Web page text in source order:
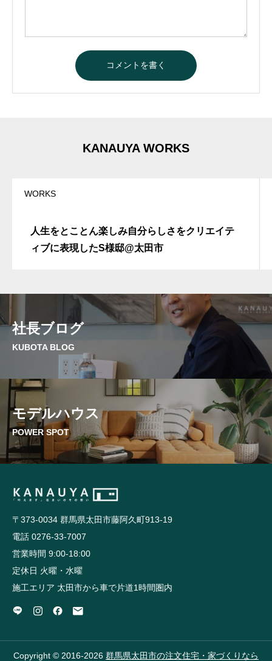
l
KANAUYA WORKS
WORKS
人生をとことん楽しみ自分らしさをクリエイテ
ィブに表現したS様邸@太田市
社長ブログ
KUBOTA BLOG
モデルハウス
POWER SPOT
〒373-0034 群馬県太田市藤阿久町913-19
電話 0276-33-7007
営業時間 9:00-18:00
定休日 火曜・水曜
施工エリア 太田市から車で片道1時間圏内
Copyright © 2016-2026 群馬県太田市の注文住宅・家づくりなら